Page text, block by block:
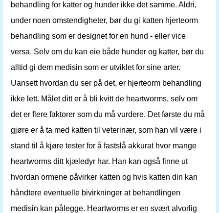
behandling for katter og hunder ikke det samme. Aldri,
under noen omstendigheter, bør du gi katten hjerteorm
behandling som er designet for en hund - eller vice
versa. Selv om du kan eie både hunder og katter, bør du
alltid gi dem medisin som er utviklet for sine arter.
Uansett hvordan du ser på det, er hjerteorm behandling
ikke lett. Målet ditt er å bli kvitt de heartworms, selv om
det er flere faktorer som du må vurdere. Det første du må
gjøre er å ta med katten til veterinær, som han vil være i
stand til å kjøre tester for å fastslå akkurat hvor mange
heartworms ditt kjæledyr har. Han kan også finne ut
hvordan ormene påvirker katten og hvis katten din kan
håndtere eventuelle bivirkninger at behandlingen
medisin kan pålegge. Heartworms er en svært alvorlig